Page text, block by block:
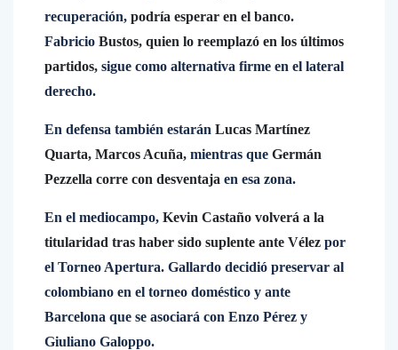
recuperación, podría esperar en el banco.
Fabricio Bustos, quien lo reemplazó en los últimos
partidos, sigue como alternativa firme en el lateral
derecho.
En defensa también estarán Lucas Martínez
Quarta, Marcos Acuña, mientras que Germán
Pezzella corre con desventaja en esa zona.
En el mediocampo, Kevin Castaño volverá a la
titularidad tras haber sido suplente ante Vélez por
el Torneo Apertura. Gallardo decidió preservar al
colombiano en el torneo doméstico y ante
Barcelona que se asociará con Enzo Pérez y
Giuliano Galoppo.